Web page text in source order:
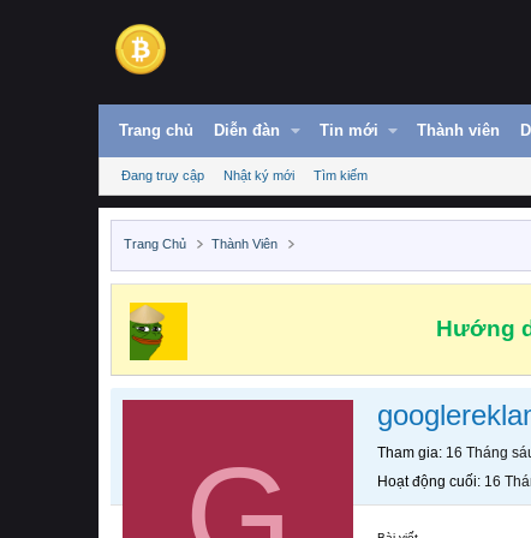
Trang chủ Diễn đàn Tin mới Thành viên
Đang truy cập Nhật ký mới Tìm kiếm
Trang Chủ Thành Viên
Hướng
Tham gia 16 Tháng
Hoạt động cuối 16